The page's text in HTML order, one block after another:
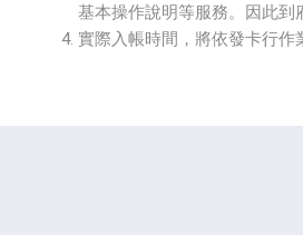
基本操作說明等服務。因此到
實際入帳時間，將依發卡行作